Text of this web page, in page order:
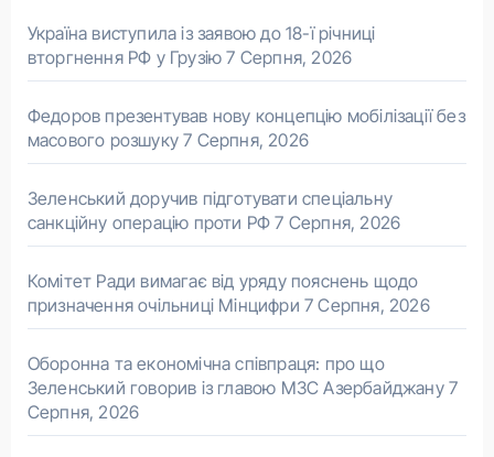
Україна виступила із заявою до 18-ї річниці
вторгнення РФ у Грузію 7 Серпня, 2026
Федоров презентував нову концепцію мобілізації без
масового розшуку 7 Серпня, 2026
Зеленський доручив підготувати спеціальну
санкційну операцію проти РФ 7 Серпня, 2026
Комітет Ради вимагає від уряду пояснень щодо
призначення очільниці Мінцифри 7 Серпня, 2026
Оборонна та економічна співпраця: про що
Зеленський говорив із главою МЗС Азербайджану 7
Серпня, 2026